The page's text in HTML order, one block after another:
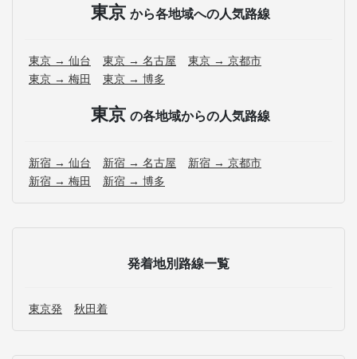
東京 から各地域への人気路線
東京 → 仙台 東京 → 名古屋
東京 → 京都市
東京 → 梅田
東京 → 博多
東京 の各地域からの人気路線
新宿 → 仙台 新宿 → 名古屋
新宿 → 京都市
新宿 → 梅田
新宿 → 博多
発着地別路線一覧
東京発 秋田着